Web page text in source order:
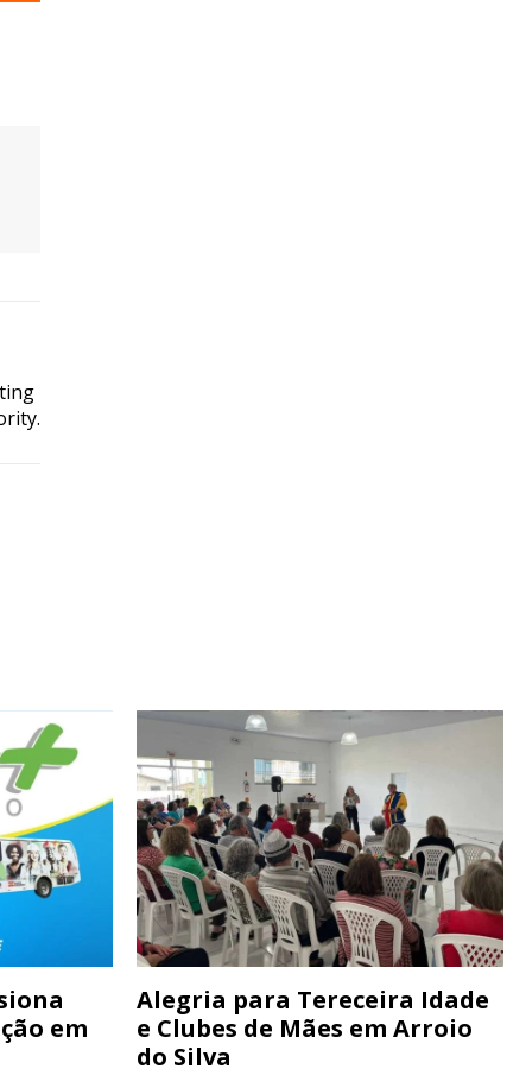
em
Alegria para Tereceira Idade
e Clubes de Mães em Arroio
do Silva